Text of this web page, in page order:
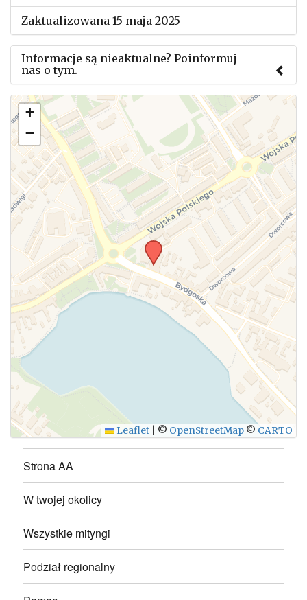
Zaktualizowana 15 maja 2025
Informacje są nieaktualne? Poinformuj
nas o tym.
Użyj tego formularza aby przesłać informację o
zmianach w powyższym mityngu.
+
−
Leaflet © OpenStreetMap © CARTO
Strona AA
W twojej okolicy
Wszystkie mityngi
Podział regionalny